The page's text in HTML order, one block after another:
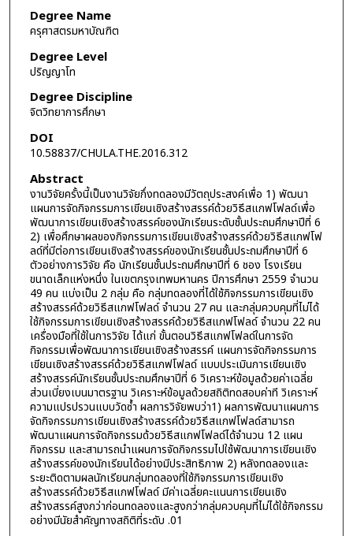
Degree Name
ครุศาสตรมหาบัณฑิต
Degree Level
ปริญญาโท
Degree Discipline
จิตวิทยาการศึกษา
DOI
10.58837/CHULA.THE.2016.312
Abstract
งานวิจัยครั้งนี้เป็นงานวิจัยกึ่งทดลองมีวัตถุประสงค์เพื่อ 1) พัฒนา
แผนการจัดกิจกรรมการเขียนเชิงสร้างสรรค์ด้วยวิธีสแกฟโฟลด์เพื่อ
พัฒนาการเขียนเชิงสร้างสรรค์ของนักเรียนระดับชั้นประถมศึกษาปีที่ 6
2) เพื่อศึกษาผลของกิจกรรมการเขียนเชิงสร้างสรรค์ด้วยวิธีสแกฟโฟ
ลด์ที่มีต่อการเขียนเชิงสร้างสรรค์ของนักเรียนชั้นประถมศึกษาปีที่ 6
ตัวอย่างการวิจัย คือ นักเรียนชั้นประถมศึกษาปีที่ 6 ชอง โรงเรียน
ขนาดเล็กแห่งหนึ่ง ในเขตกรุงเทพมหานคร ปีการศึกษา 2559 จำนวน
49 คน แบ่งเป็น 2 กลุ่ม คือ กลุ่มทดลองที่ได้ใช้กิจกรรมการเขียนเชิง
สร้างสรรค์ด้วยวิธีสแกฟโฟลด์ จำนวน 27 คน และกลุ่มควบคุมที่ไม่ได้
ใช้กิจกรรมการเขียนเชิงสร้างสรรค์ด้วยวิธีสแกฟโฟลด์ จำนวน 22 คน
เครื่องมือที่ใช้ในการวิจัย ได้แก่ ขั้นตอนวิธีสแกฟโฟลด์ในการจัด
กิจกรรมเพื่อพัฒนาการเขียนเชิงสร้างสรรค์ แผนการจัดกิจกรรมการ
เขียนเชิงสร้างสรรค์ด้วยวิธีสแกฟโฟลด์ แบบประเมินการเขียนเชิง
สร้างสรรค์นักเรียนชั้นประถมศึกษาปีที่ 6 วิเคราะห์ข้อมูลด้วยค่าเฉลี่ย
ส่วนเบี่ยงเบนมาตรฐาน วิเคราะห์ข้อมูลด้วยสถิติทดสอบค่าที วิเคราะห์
ความแปรปรวนแบบวัดซ้ำ ผลการวิจัยพบว่า1) ผลการพัฒนาแผนการ
จัดกิจกรรมการเขียนเชิงสร้างสรรค์ด้วยวิธีสแกฟโฟลด์สามารถ
พัฒนาแผนการจัดกิจกรรมด้วยวิธีสแกฟโฟลด์ได้จำนวน 12 แผน
กิจกรรม และสามารถนำแผนการจัดกิจกรรมไปใช้พัฒนาการเขียนเชิง
สร้างสรรค์ของนักเรียนได้อย่างมีประสิทธิภาพ 2) หลังทดลองและ
ระยะติดตามผลนักเรียนกลุ่มทดลองที่ใช้กิจกรรมการเขียนเชิง
สร้างสรรค์ด้วยวิธีสแกฟโฟลด์ มีค่าเฉลี่ยคะแนนการเขียนเชิง
สร้างสรรค์สูงกว่าก่อนทดลองและสูงกว่ากลุ่มควบคุมที่ไม่ได้ใช้กิจกรรม
อย่างมีนัยสำคัญทางสถิติที่ระดับ .01